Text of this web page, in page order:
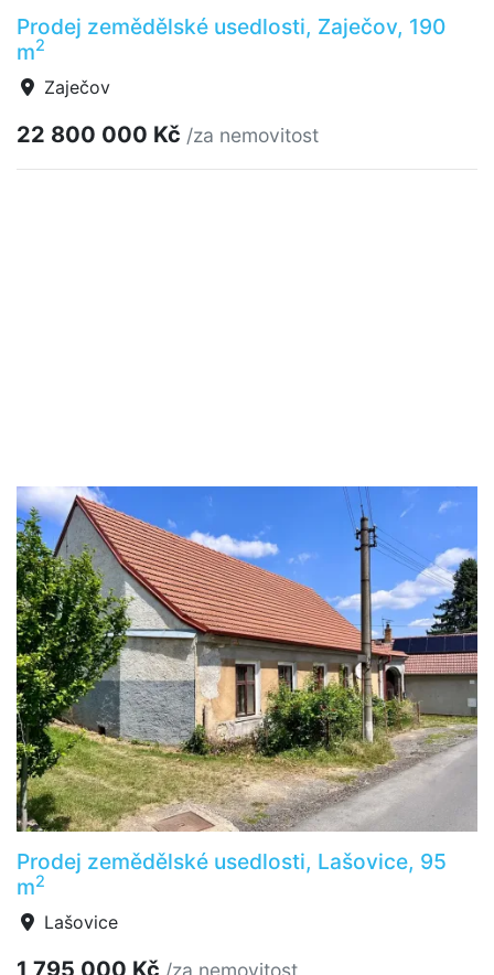
Prodej zemědělské usedlosti, Zaječov, 190
m2
Zaječov
22 800 000 Kč /za nemovitost
Prodej zemědělské usedlosti, Lašovice, 95
m2
Lašovice
1 795 000 Kč /za nemovitost